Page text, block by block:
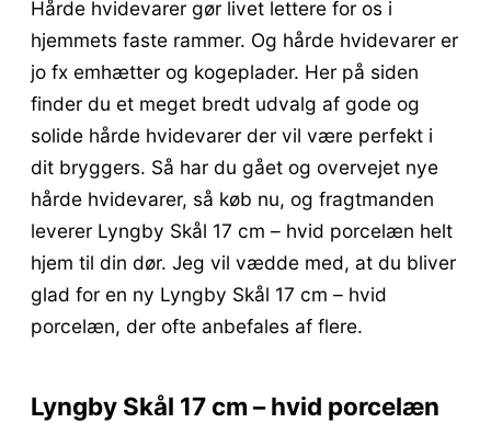
Hårde hvidevarer gør livet lettere for os i
hjemmets faste rammer. Og hårde hvidevarer er
jo fx emhætter og kogeplader. Her på siden
finder du et meget bredt udvalg af gode og
solide hårde hvidevarer der vil være perfekt i
dit bryggers. Så har du gået og overvejet nye
hårde hvidevarer, så køb nu, og fragtmanden
leverer Lyngby Skål 17 cm – hvid porcelæn helt
hjem til din dør. Jeg vil vædde med, at du bliver
glad for en ny Lyngby Skål 17 cm – hvid
porcelæn, der ofte anbefales af flere.
Lyngby Skål 17 cm – hvid porcelæn